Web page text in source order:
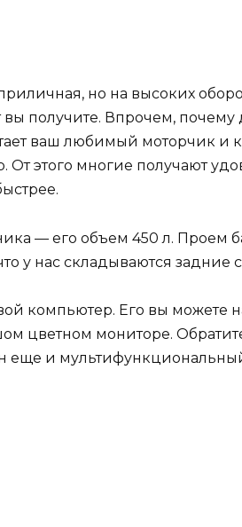
но на высоких
получите. Впрочем,
ваш любимый моторчик и
этого многие получают
— его объем 450 л. Проем
у нас складываются задние
компьютер. Его вы можете
цветном мониторе.
еще и